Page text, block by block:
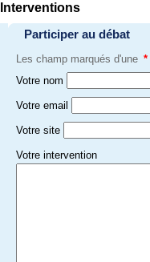
Interventions
Participer au débat
Les champ marqués d'une *
Votre nom
Votre email
Votre site
Votre intervention